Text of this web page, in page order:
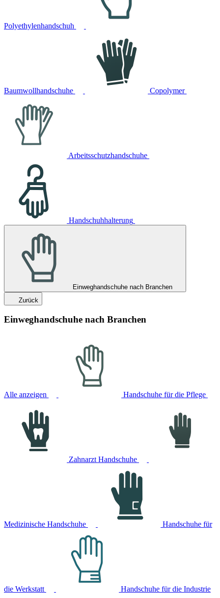
Polyethylenhandschuh
Baumwollhandschuhe Copolymer
Arbeitsschutzhandschuhe
Handschuhhalterung
Einweghandschuhe nach Branchen
Zurück
Einweghandschuhe nach Branchen
Alle anzeigen Handschuhe für die Pflege
Zahnarzt Handschuhe
Medizinische Handschuhe Handschuhe für
die Werkstatt Handschuhe für die Industrie